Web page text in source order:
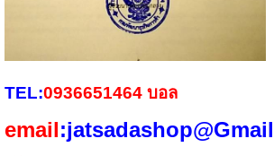
TEL:0936651464 บอล
email